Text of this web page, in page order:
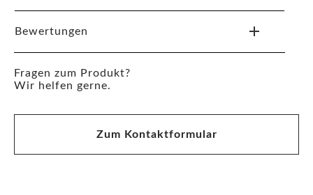
Bewertungen
Fragen zum Produkt?
Wir helfen gerne.
Zum Kontaktformular